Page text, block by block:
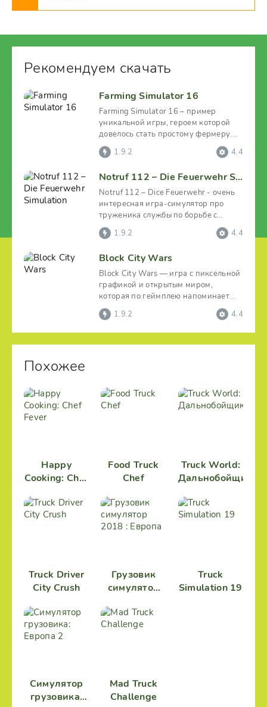
Рекомендуем скачать
Farming Simulator 16
Farming Simulator 16 – пример
уникальной игры, героем которой
довелось стать простому фермеру.
Как и в обычной
1.9.2 4.4
Notruf 112 – Die Feuerwehr Simulation
Notruf 112 – Dice Feuerwehr - очень
интересная игра-симулятор про
труженика службы по борьбе с
пожарами небольшого
1.9.2 4.4
Block City Wars
Block City Wars — игра с пиксельной
графикой и открытым миром,
которая по геймплею напоминает
линейку GTA.
1.9.2 4.4
Похожее
Happy
Cooking: Chef
Food Truck
Chef
Truck World:
Дальнобойщики
Truck Driver
City Crush
Грузовик
симулятор
Европа
Truck
Simulation 19
Симулятор
грузовика:
Mad Truck
Challenge